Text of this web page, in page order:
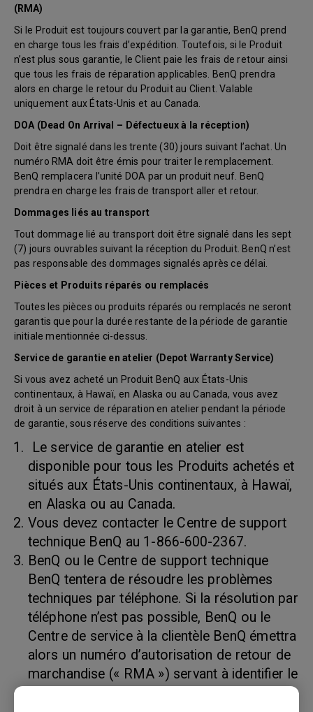
(RMA)
Si le Produit est toujours couvert par la garantie, BenQ prend
en charge tous les frais d’expédition. Toutefois, si le Produit
n’est plus sous garantie, le Client paie les frais de retour ainsi
que tous les frais de réparation applicables. BenQ prendra
alors en charge le retour du Produit au Client. Valable
uniquement aux États-Unis et au Canada.
DOA (Dead On Arrival – Défectueux à la réception)
Doit être signalé dans les trente (30) jours suivant l’achat. Un
numéro RMA doit être émis pour traiter le remplacement.
BenQ remplacera l’unité DOA par un produit neuf. BenQ
prendra en charge les frais de transport aller et retour.
Dommages liés au transport
Tout dommage lié au transport doit être signalé dans les sept
(7) jours ouvrables suivant la réception du Produit. BenQ n’est
pas responsable des dommages signalés après ce délai.
Pièces et Produits réparés ou remplacés
Toutes les pièces ou produits réparés ou remplacés ne seront
garantis que pour la durée restante de la période de garantie
initiale mentionnée ci-dessus.
Service de garantie en atelier (Depot Warranty Service)
Si vous avez acheté un Produit BenQ aux États-Unis
continentaux, à Hawaï, en Alaska ou au Canada, vous avez
droit à un service de réparation en atelier pendant la période
de garantie, sous réserve des conditions suivantes :
Le service de garantie en atelier est
disponible pour tous les Produits achetés et
situés aux États-Unis continentaux, à Hawaï,
en Alaska ou au Canada.
Vous devez contacter le Centre de support
technique BenQ au 1-866-600-2367.
BenQ ou le Centre de support technique
BenQ tentera de résoudre les problèmes
techniques par téléphone. Si la résolution par
téléphone n’est pas possible, BenQ ou le
Centre de service à la clientèle BenQ émettra
alors un numéro d’autorisation de retour de
marchandise (« RMA ») servant à identifier le